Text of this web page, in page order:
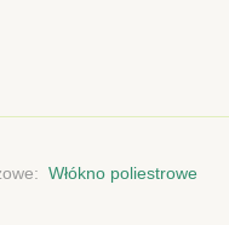
Włókno poliestrowe